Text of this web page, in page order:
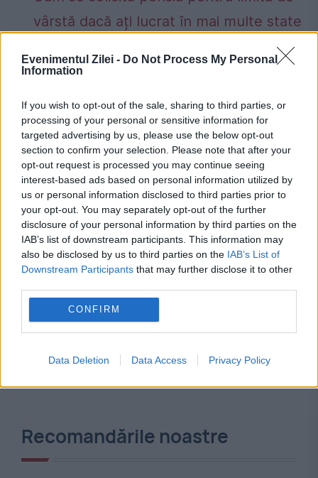
Evenimentul Zilei - Do Not Process My Personal
Information
If you wish to opt-out of the sale, sharing to third parties, or
processing of your personal or sensitive information for
targeted advertising by us, please use the below opt-out
section to confirm your selection. Please note that after your
opt-out request is processed you may continue seeing
interest-based ads based on personal information utilized by
us or personal information disclosed to third parties prior to
your opt-out. You may separately opt-out of the further
disclosure of your personal information by third parties on the
IAB’s list of downstream participants. This information may
also be disclosed by us to third parties on the IAB’s List of
Downstream Participants that may further disclose it to other
CONFIRM
Data Deletion Data Access Privacy Policy
vârstă dacă ați lucrat în mai multe state
din UE. Reguli privind calculul, plata și
condițiile de acordare
atentie Geta
Recomandările noastre